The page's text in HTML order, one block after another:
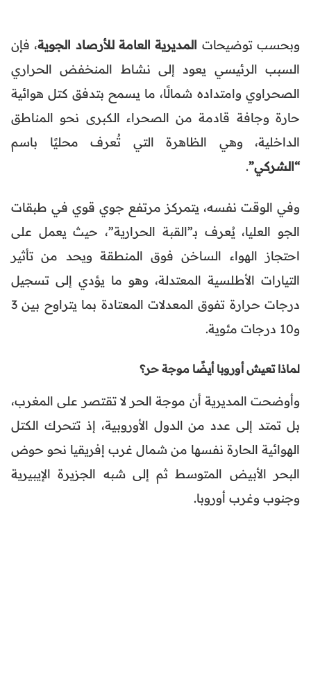
وبحسب توضيحات المديرية العامة للأرصاد الجوية، فإن
السبب الرئيسي يعود إلى نشاط المنخفض الحراري
الصحراوي وامتداده شمالًا، ما يسمح بتدفق كتل هوائية
حارة وجافة قادمة من الصحراء الكبرى نحو المناطق
الداخلية، وهي الظاهرة التي تُعرف محليًا باسم
“الشركي”.
وفي الوقت نفسه، يتمركز مرتفع جوي قوي في طبقات
الجو العليا، يُعرف بـ”القبة الحرارية”، حيث يعمل على
احتجاز الهواء الساخن فوق المنطقة ويحد من تأثير
التيارات الأطلسية المعتدلة، وهو ما يؤدي إلى تسجيل
درجات حرارة تفوق المعدلات المعتادة بما يتراوح بين 3
و10 درجات مئوية.
لماذا تعيش أوروبا أيضًا موجة حر؟
وأوضحت المديرية أن موجة الحر لا تقتصر على المغرب،
بل تمتد إلى عدد من الدول الأوروبية، إذ تتحرك الكتل
الهوائية الحارة نفسها من شمال غرب إفريقيا نحو حوض
البحر الأبيض المتوسط ثم إلى شبه الجزيرة الإيبيرية
وجنوب وغرب أوروبا.